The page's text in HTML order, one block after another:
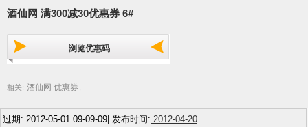
酒仙网 满300减30优惠券 6#
浏览优惠码
相关: 酒仙网 优惠券
过期: 2012-05-01 09-09-09| 发布时间: 2012-04-20